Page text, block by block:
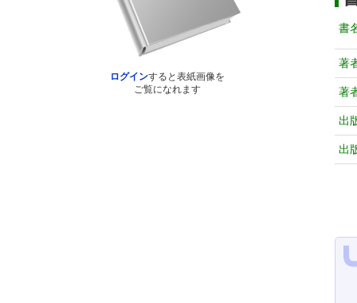
ログインすると表紙画像を
ご覧になれます
書
著
著
出
出